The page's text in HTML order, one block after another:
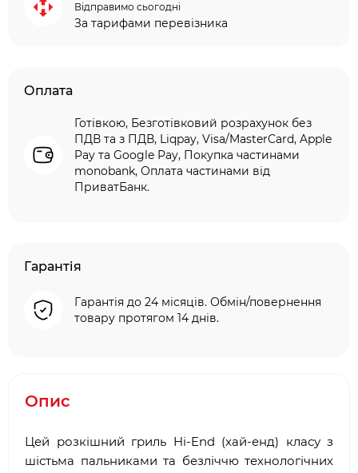
Відправимо сьогодні
За тарифами перевізника
Оплата
Готівкою, Безготівковий розрахунок без
ПДВ та з ПДВ, Liqpay, Visa/MasterCard, Apple
Pay та Google Pay, Покупка частинами
monobank, Оплата частинами від
ПриватБанк.
Гарантія
Гарантія до 24 місяців. Обмін/повернення
товару протягом 14 днів.
Опис
Цей розкішний гриль Hi-End (хай-енд) класу з
шістьма пальниками та безліччю технологічних